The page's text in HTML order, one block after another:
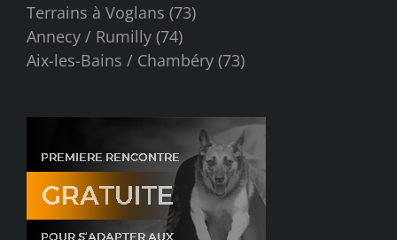
Terrains à Voglans (73)
Annecy / Rumilly (74)
Aix-les-Bains / Chambéry (73)